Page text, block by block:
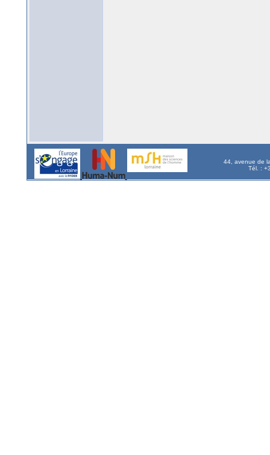
44, avenue de
Tél. :